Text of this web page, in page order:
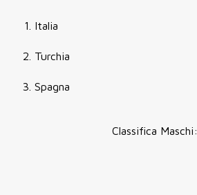
Italia
Turchia
Spagna
Classifica Maschi: